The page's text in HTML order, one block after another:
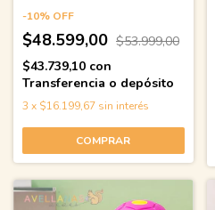
-10% OFF
$48.599,00 $53.999,00
$43.739,10 con
Transferencia o depósito
3 x $16.199,67 sin interés
COMPRAR